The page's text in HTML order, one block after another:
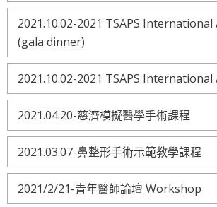
2021.10.02-2021 TSAPS
(gala dinner)
2021.10.02-2021 TSAPS
2021.04.20-慈濟模擬醫學手術課程
2021.03.07-鼻整形手術示範教學課程
2021/2/21-青年醫師論壇 Workshop